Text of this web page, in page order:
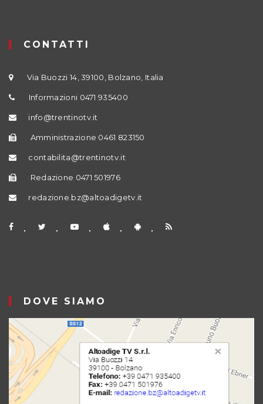
CONTATTI
Via Buozzi 14, 39100, Bolzano, Italia
Informazioni 0471 935400
info@trentinotv.it
Amministrazione 0461 823150
contabilita@trentinotv.it
Redazione 0471 501976
redazione.bz@altoadigetv.it
DOVE SIAMO